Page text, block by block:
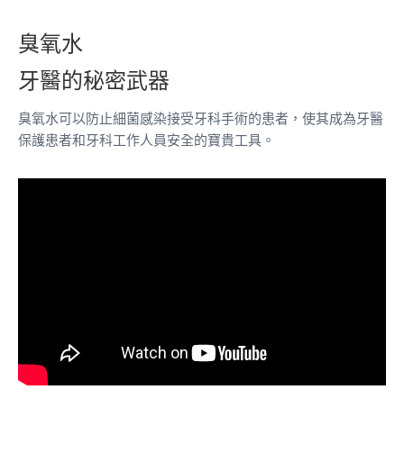
臭氧水
牙醫的秘密武器
臭氧水可以防止細菌感染接受牙科手術的患者，使其成為牙醫
保護患者和牙科工作人員安全的寶貴工具。